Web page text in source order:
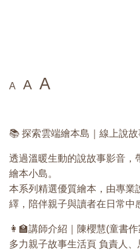
A A A
📚 探索雲端繪本島｜線上說故
透過溫暖生動的說故事影音，
繪本小島。
本系列精選優質繪本，由專業
繹，陪伴親子與讀者在日常中
👩‍🏫講師介紹｜陳櫻慧(童書
多力親子故事生活頁 負責人